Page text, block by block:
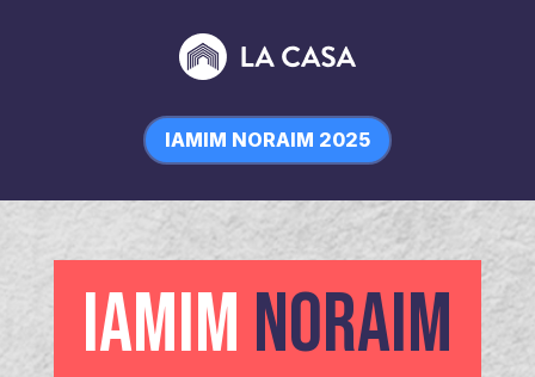
IAMIM NORAIM 2025
IAMIM NORAIM